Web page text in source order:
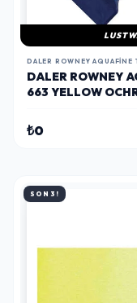
DALER ROWNEY AQUAFINE
DALER ROWNEY
663 YELLOW
₺0
SON 3!